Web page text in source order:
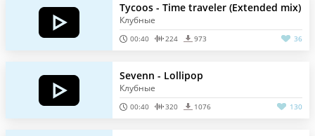
Tycoos - Time traveler (Extended mix)
Клубные
00:40 224 973 36
Sevenn - Lollipop
Клубные
00:40 320 1076 130